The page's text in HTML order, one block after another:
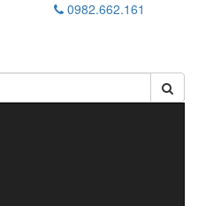
0982.662.161